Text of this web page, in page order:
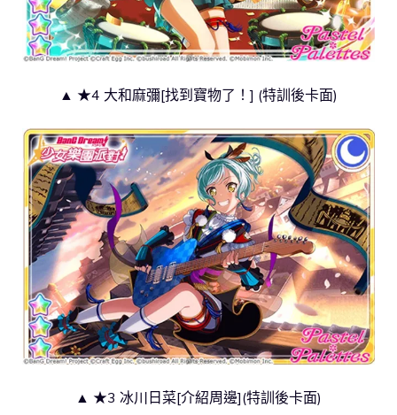
▲ ★4 大和麻彌[找到寶物了！] (特訓後卡面)
▲ ★3 冰川日菜[介紹周邊](特訓後卡面)